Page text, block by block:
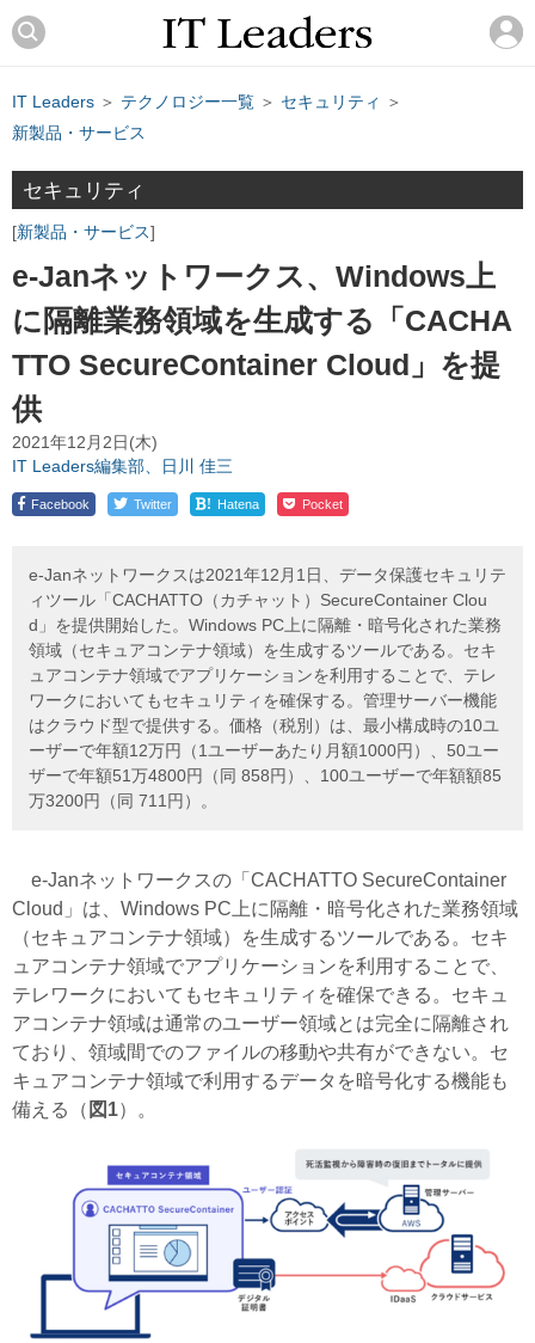
IT Leaders ＞ テクノロジー一覧 ＞ セキュリティ
＞
新製品・サービス
セキュリティ
新製品・サービス
e-Janネットワークス、Windows上
に隔離業務領域を生成する「CACHA
TTO SecureContainer Cloud」を提
供
2021年12月2日(木)
IT Leaders編集部、日川 佳三
Facebook Twitter ! Hatena Pocket
e-Janネットワークスは2021年12月1日、データ保護セキュリテ
ィツール「CACHATTO（カチャット）SecureContainer Clou
d」を提供開始した。Windows PC上に隔離・暗号化された業務
領域（セキュアコンテナ領域）を生成するツールである。セキ
ュアコンテナ領域でアプリケーションを利用することで、テレ
ワークにおいてもセキュリティを確保する。管理サーバー機能
はクラウド型で提供する。価格（税別）は、最小構成時の10ユ
ーザーで年額12万円（1ユーザーあたり月額1000円）、50ユー
ザーで年額51万4800円（同 858円）、100ユーザーで年額額85
万3200円（同 711円）。
e-Janネットワークスの「CACHATTO SecureContainer
Cloud」は、Windows PC上に隔離・暗号化された業務領域
（セキュアコンテナ領域）を生成するツールである。セキ
ュアコンテナ領域でアプリケーションを利用することで、
テレワークにおいてもセキュリティを確保できる。セキュ
アコンテナ領域は通常のユーザー領域とは完全に隔離され
ており、領域間でのファイルの移動や共有ができない。セ
キュアコンテナ領域で利用するデータを暗号化する機能も
備える（ 図1）。